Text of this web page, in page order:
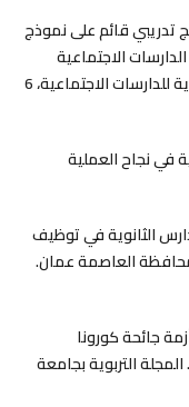
(2018). تأثير برنامج تدريبي قائم على نموذج
الاجتماعية
بمرحلة التعليم الأساسي. مجلة الجمعية التربوية للدارسات الاجتماعية، 6
(2021). أثر التقنية في نجاح العملية
دور مديري المدارس الثانوية في توظيف
العاصمة عمان.
محمود هلال عبد الباسط. 2020)). أزمة جائحة كورونا
التربوية بجامعة